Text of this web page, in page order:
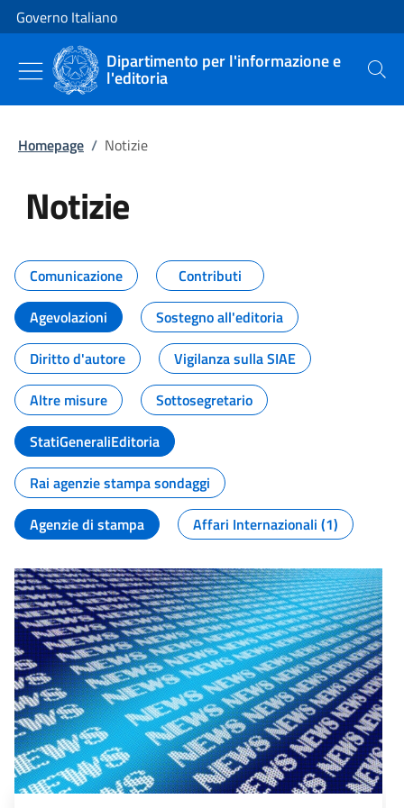
Vai al contenuto
Vai alla navigazione del sito
Governo Italiano
Dipartimento per l'informazione e
l'editoria Cerca
Homepage / Notizie
Notizie
Tutti i contenuti della pagina
Comunicazione
Contributi
Agevolazioni
Sostegno all'editoria
Diritto d'autore
Vigilanza sulla SIAE
Altre misure
Sottosegretario
StatiGeneraliEditoria
Rai agenzie stampa sondaggi
Agenzie di stampa
Affari Internazionali (1)